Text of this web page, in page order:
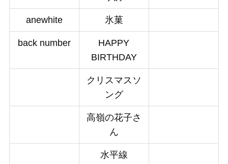
anewhite 氷菓
back number
HAPPY
BIRTHDAY
クリスマスソ
ング
高嶺の花子さ
ん
水平線